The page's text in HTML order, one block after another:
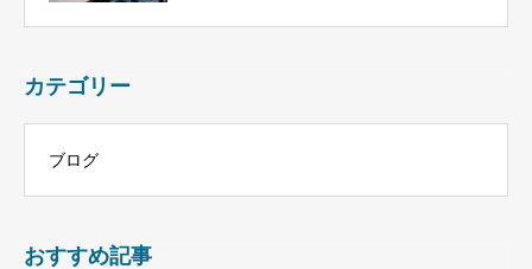
カテゴリー
ブログ
おすすめ記事